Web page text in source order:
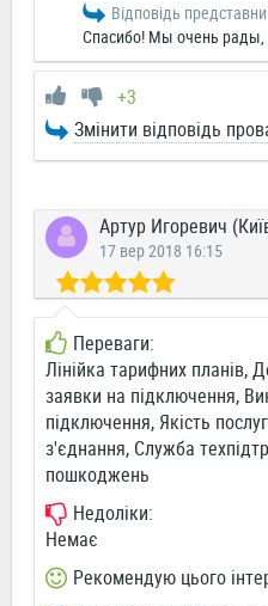
Відповідь
Спасибо! Мы очень рады,
+3
Змінити відповідь
Артур Игоревич
17 вер 2018 16:15
Переваги:
Лінійка тарифних планів,
заявки на підключення,
підключення, Якість
з'єднання, Служба
пошкоджень
Недоліки:
Немає
Рекомендую цього